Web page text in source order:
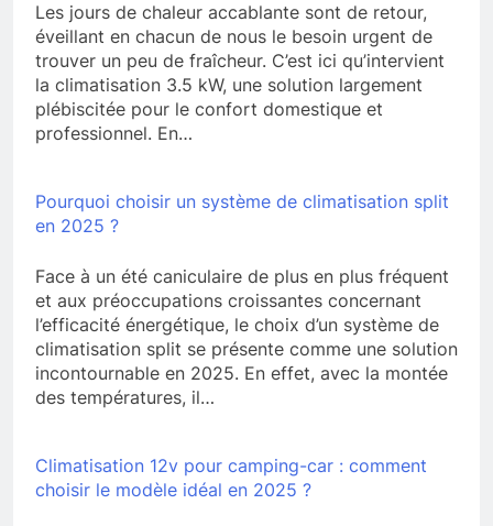
Les jours de chaleur accablante sont de retour,
éveillant en chacun de nous le besoin urgent de
trouver un peu de fraîcheur. C’est ici qu’intervient
la climatisation 3.5 kW, une solution largement
plébiscitée pour le confort domestique et
professionnel. En…
Pourquoi choisir un système de climatisation split
en 2025 ?
Face à un été caniculaire de plus en plus fréquent
et aux préoccupations croissantes concernant
l’efficacité énergétique, le choix d’un système de
climatisation split se présente comme une solution
incontournable en 2025. En effet, avec la montée
des températures, il…
Climatisation 12v pour camping-car : comment
choisir le modèle idéal en 2025 ?